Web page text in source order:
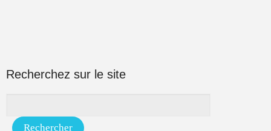
Recherchez sur le site